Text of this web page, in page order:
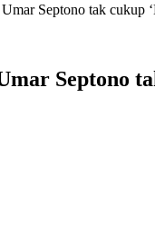
Septono tak cukup
Septono